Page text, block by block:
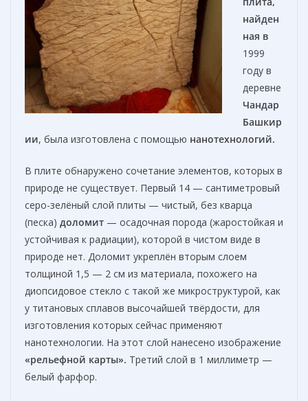
найден
ная в
1999
году в
деревне
Чандар
Башкир
ии, была изготовлена с помощью нанотехнологий.
В плите обнаружено сочетание элементов, которых в
природе не существует. Первый 14 — сантиметровый
серо-зелёный слой плиты — чистый, без кварца
(песка) доломит — осадочная порода (жаростойкая и
устойчивая к радиации), которой в чистом виде в
природе нет. Доломит укреплён вторым слоем
толщиной 1,5 — 2 см из материала, похожего на
диопсидовое стекло с такой же микроструктурой, как
у титановых сплавов высочайшей твёрдости, для
изготовления которых сейчас применяют
нанотехнологии. На этот слой нанесено изображение
«рельефной карты». Третий слой в 1 миллиметр —
белый фарфор.